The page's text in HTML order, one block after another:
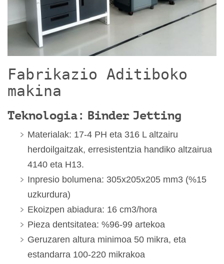
Fabrikazio Aditiboko
makina
Teknologia: Binder Jetting
Materialak: 17-4 PH eta 316 L altzairu
herdoilgaitzak, erresistentzia handiko altzairua
4140 eta H13.
Inpresio bolumena: 305x205x205 mm3 (%15
uzkurdura)
Ekoizpen abiadura: 16 cm3/hora
Pieza dentsitatea: %96-99 artekoa
Geruzaren altura minimoa 50 mikra, eta
estandarra 100-220 mikrakoa